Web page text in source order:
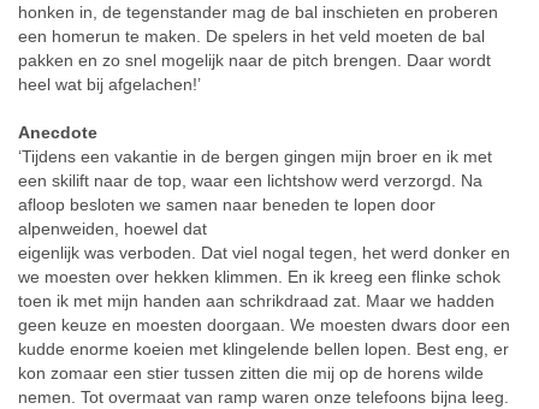
honken in, de tegenstander mag de bal inschieten en proberen
een homerun te maken. De spelers in het veld moeten de bal
pakken en zo snel mogelijk naar de pitch brengen. Daar wordt
heel wat bij afgelachen!’
Anecdote
‘Tijdens een vakantie in de bergen gingen mijn broer en ik met
een skilift naar de top, waar een lichtshow werd verzorgd. Na
afloop besloten we samen naar beneden te lopen door
alpenweiden, hoewel dat
eigenlijk was verboden. Dat viel nogal tegen, het werd donker en
we moesten over hekken klimmen. En ik kreeg een flinke schok
toen ik met mijn handen aan schrikdraad zat. Maar we hadden
geen keuze en moesten doorgaan. We moesten dwars door een
kudde enorme koeien met klingelende bellen lopen. Best eng, er
kon zomaar een stier tussen zitten die mij op de horens wilde
nemen. Tot overmaat van ramp waren onze telefoons bijna leeg.